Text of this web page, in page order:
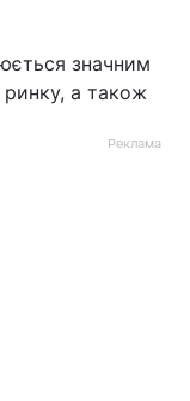
значним
ринку, а також
Реклама